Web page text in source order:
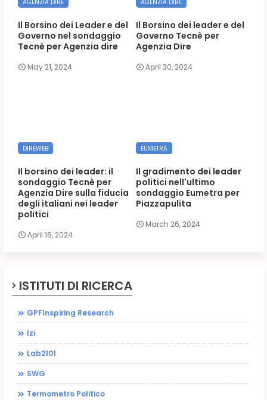
AGENZIA DIRE
Il Borsino dei Leader e del
Governo nel sondaggio
Tecnè per Agenzia dire
May 21, 2024
AGENZIA DIRE
Il Borsino dei leader e del
Governo Tecnè per
Agenzia Dire
April 30, 2024
DIREWEB
Il borsino dei leader: il
sondaggio Tecnè per
Agenzia Dire sulla fiducia
degli italiani nei leader
politici
April 16, 2024
EUMETRA
Il gradimento dei leader
politici nell'ultimo
sondaggio Eumetra per
Piazzapulita
March 26, 2024
ISTITUTI DI RICERCA
GPFInspiring Research
Izi
Lab2101
SWG
Termometro Politico